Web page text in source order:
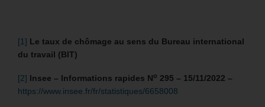
[1] Le taux de chômage au sens du Bureau international
du travail (BIT)
[2] Insee – Informations rapides No 295 – 15/11/2022 –
https://www.insee.fr/fr/statistiques/6658008